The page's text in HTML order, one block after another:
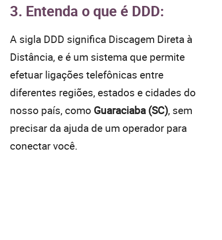
3. Entenda o que é DDD:
A sigla DDD significa Discagem Direta à
Distância, e é um sistema que permite
efetuar ligações telefônicas entre
diferentes regiões, estados e cidades do
nosso país, como Guaraciaba (SC), sem
precisar da ajuda de um operador para
conectar você.